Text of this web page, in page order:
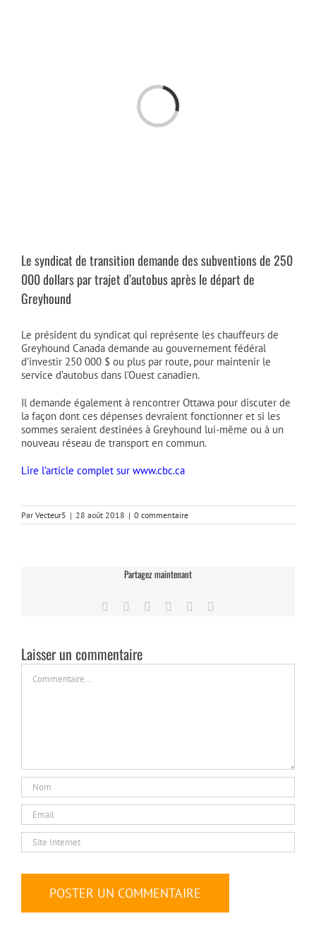
Chargement…
Le syndicat de transition demande des subventions de 250
000 dollars par trajet d’autobus après le départ de
Greyhound
Le président du syndicat qui représente les chauffeurs de
Greyhound Canada demande au gouvernement fédéral
d’investir 250 000 $ ou plus par route, pour maintenir le
service d’autobus dans l’Ouest canadien.
Il demande également à rencontrer Ottawa pour discuter de
la façon dont ces dépenses devraient fonctionner et si les
sommes seraient destinées à Greyhound lui-même ou à un
nouveau réseau de transport en commun.
Lire l’article complet sur www.cbc.ca
Par Vecteur5 | 28 août 2018 | 0 commentaire
Partagez maintenant
Facebook
TwitterLinkedIn
TumblrPinterest
Laisser un commentaire